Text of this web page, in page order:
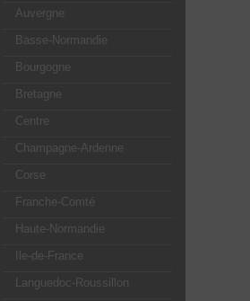
Auvergne
Basse-Normandie
Bourgogne
Bretagne
Centre
Champagne-Ardenne
Corse
Franche-Comté
Haute-Normandie
Ile-de-France
Languedoc-Roussillon